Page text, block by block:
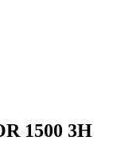
1500 3H